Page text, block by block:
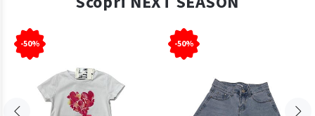
-50% -50%